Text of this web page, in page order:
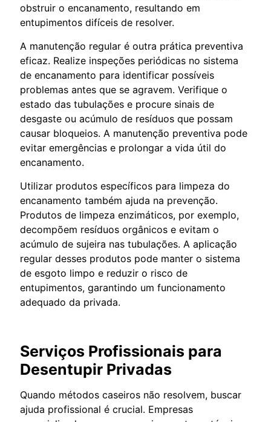
obstruir o encanamento, resultando em
entupimentos difíceis de resolver.
A manutenção regular é outra prática preventiva
eficaz. Realize inspeções periódicas no sistema
de encanamento para identificar possíveis
problemas antes que se agravem. Verifique o
estado das tubulações e procure sinais de
desgaste ou acúmulo de resíduos que possam
causar bloqueios. A manutenção preventiva pode
evitar emergências e prolongar a vida útil do
encanamento.
Utilizar produtos específicos para limpeza do
encanamento também ajuda na prevenção.
Produtos de limpeza enzimáticos, por exemplo,
decompõem resíduos orgânicos e evitam o
acúmulo de sujeira nas tubulações. A aplicação
regular desses produtos pode manter o sistema
de esgoto limpo e reduzir o risco de
entupimentos, garantindo um funcionamento
adequado da privada.
Serviços Profissionais para
Desentupir Privadas
Quando métodos caseiros não resolvem, buscar
ajuda profissional é crucial. Empresas